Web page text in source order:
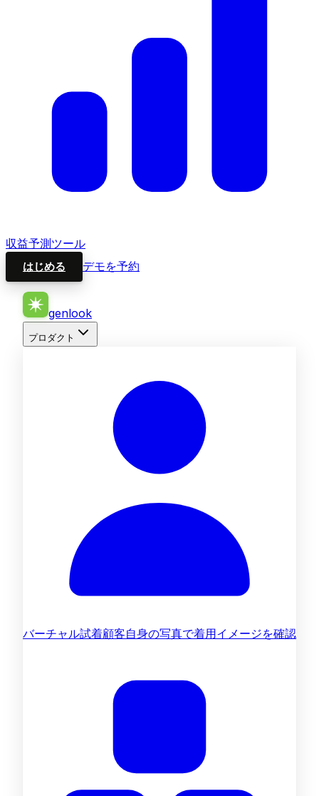
収益予測ツール
はじめる デモを予約
genlook
プロダクト
バーチャル試着顧客自身の写真で着用イメージを確認